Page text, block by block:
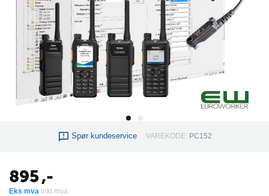
Spør kundeservice VAREKODE: PC152
895,-
Eks mva Inkl mva